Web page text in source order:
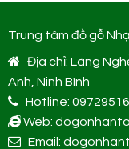
Trung tâm đồ gỗ
Địa chỉ: Làng
Anh, Ninh Bình
Hotline:
Web:
Email: